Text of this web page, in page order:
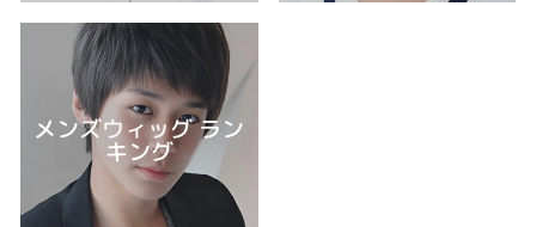
メンズウィッグ ラン
キング